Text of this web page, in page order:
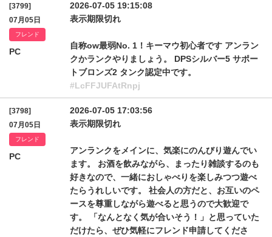
[3799]
07月05日
フレンド
PC
2026-07-05 19:15:08
表示期限切れ
自称ow最弱No. 1！キーマウ初心者です アンラン
クかランクやりましょう。 DPSシルバー5 サポー
トブロンズ2 タンク認定中です。
#LcFFJUFAtRnpj
[3798]
07月05日
フレンド
PC
2026-07-05 17:03:56
表示期限切れ
アンランクをメインに、気楽にのんびり遊んでい
ます。 お酒を飲みながら、まったり雑談するのも
好きなので、一緒におしゃべりを楽しみつつ遊べ
たらうれしいです。 社会人の方だと、お互いのペ
ースを尊重しながら遊べると思うので大歓迎で
す。 「なんとなく気が合いそう！」と思っていた
だけたら、ぜひ気軽にフレンド申請してくださ